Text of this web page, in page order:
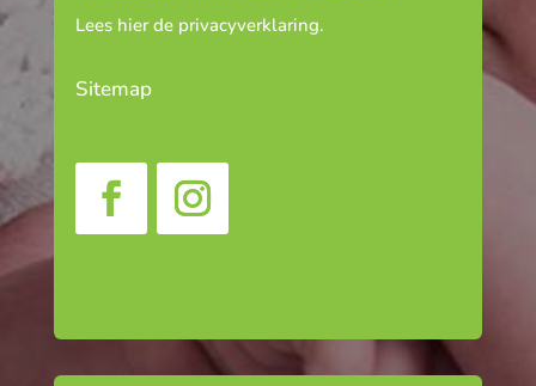
Lees hier de privacyverklaring.
Sitemap